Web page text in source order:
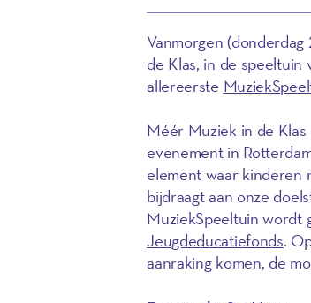
Vanmorgen
de Klas, in de speeltuin
allereerste
Méér Muziek in de
evenement in
element waar kinderen
bijdraagt aan onze
MuziekSpeeltuin wordt
Jeugdeducatiefonds.
aanraking komen, de